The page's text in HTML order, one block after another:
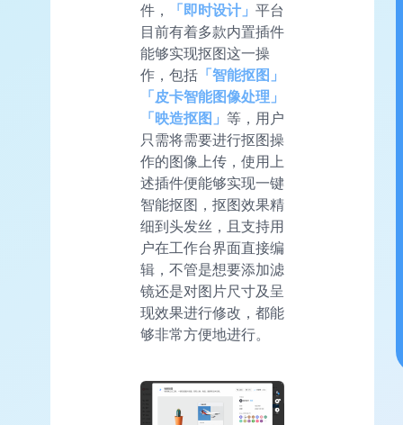
件，
「即时设计」 平台
目前有着多款内置插件
能够实现抠图这一操
作，包括 「智能抠图」
「皮卡智能图像处理」
「映造抠图」 等，用户
只需将需要进行抠图操
作的图像上传，使用上
述插件便能够实现一键
智能抠图，抠图效果精
细到头发丝，且支持用
户在工作台界面直接编
辑，不管是想要添加滤
镜还是对图片尺寸及呈
现效果进行修改，都能
够非常方便地进行。